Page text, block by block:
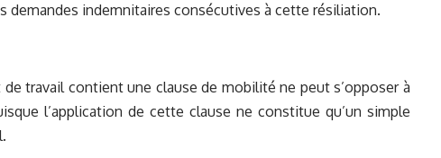
demandes indemnitaires consécutives à cette résiliation.
travail contient une clause de mobilité ne peut s’opposer à
l’application de cette clause ne constitue qu’un simple